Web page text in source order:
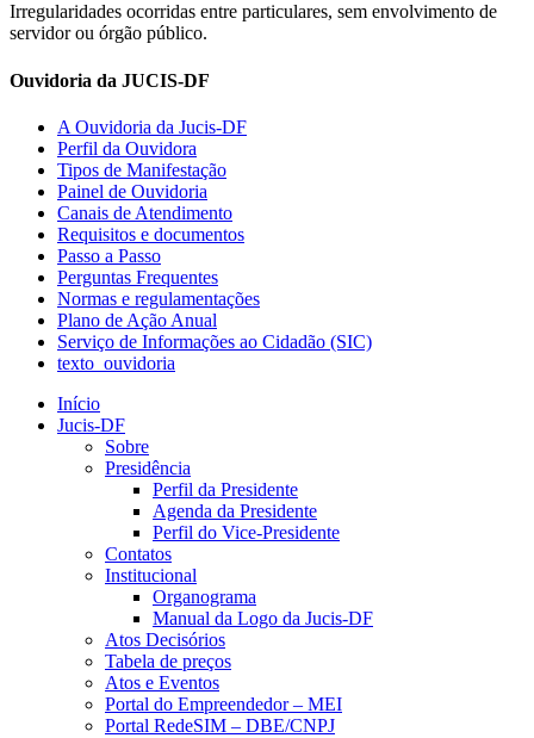
Irregularidades ocorridas entre particulares, sem envolvimento de
servidor ou órgão público.
Ouvidoria da JUCIS-DF
A Ouvidoria da Jucis-DF
Perfil da Ouvidora
Tipos de Manifestação
Painel de Ouvidoria
Canais de Atendimento
Requisitos e documentos
Passo a Passo
Perguntas Frequentes
Normas e regulamentações
Plano de Ação Anual
Serviço de Informações ao Cidadão (SIC)
texto_ouvidoria
Início
Jucis-DF
Sobre
Presidência
Perfil da Presidente
Agenda da Presidente
Perfil do Vice-Presidente
Contatos
Institucional
Organograma
Manual da Logo da Jucis-DF
Atos Decisórios
Tabela de preços
Atos e Eventos
Portal do Empreendedor – MEI
Portal RedeSIM – DBE/CNPJ